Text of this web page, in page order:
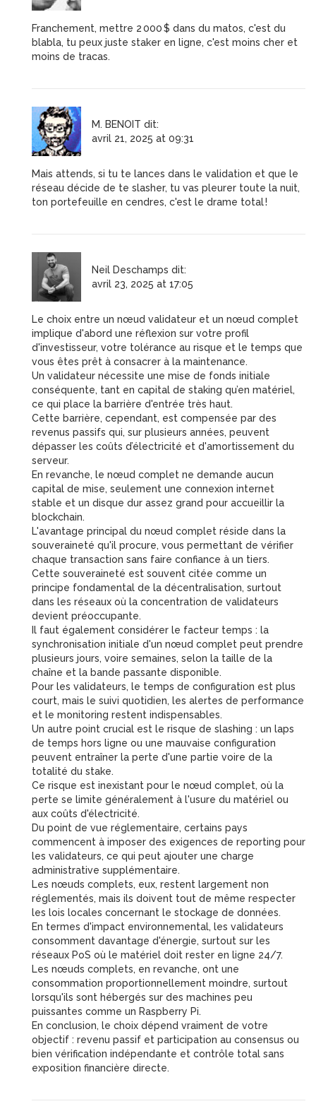
Franchement, mettre 2 000 $ dans du matos, c'est du
blabla, tu peux juste staker en ligne, c'est moins cher et
moins de tracas.
M. BENOIT dit:
avril 21, 2025 at 09:31
Mais attends, si tu te lances dans le validation et que le
réseau décide de te slasher, tu vas pleurer toute la nuit,
ton portefeuille en cendres, c'est le drame total !
Neil Deschamps dit:
avril 23, 2025 at 17:05
Le choix entre un nœud validateur et un nœud complet
implique d'abord une réflexion sur votre profil
d'investisseur, votre tolérance au risque et le temps que
vous êtes prêt à consacrer à la maintenance.
Un validateur nécessite une mise de fonds initiale
conséquente, tant en capital de staking qu’en matériel,
ce qui place la barrière d'entrée très haut.
Cette barrière, cependant, est compensée par des
revenus passifs qui, sur plusieurs années, peuvent
dépasser les coûts d’électricité et d'amortissement du
serveur.
En revanche, le nœud complet ne demande aucun
capital de mise, seulement une connexion internet
stable et un disque dur assez grand pour accueillir la
blockchain.
L'avantage principal du nœud complet réside dans la
souveraineté qu'il procure, vous permettant de vérifier
chaque transaction sans faire confiance à un tiers.
Cette souveraineté est souvent citée comme un
principe fondamental de la décentralisation, surtout
dans les réseaux où la concentration de validateurs
devient préoccupante.
Il faut également considérer le facteur temps : la
synchronisation initiale d'un nœud complet peut prendre
plusieurs jours, voire semaines, selon la taille de la
chaîne et la bande passante disponible.
Pour les validateurs, le temps de configuration est plus
court, mais le suivi quotidien, les alertes de performance
et le monitoring restent indispensables.
Un autre point crucial est le risque de slashing : un laps
de temps hors ligne ou une mauvaise configuration
peuvent entraîner la perte d'une partie voire de la
totalité du stake.
Ce risque est inexistant pour le nœud complet, où la
perte se limite généralement à l'usure du matériel ou
aux coûts d'électricité.
Du point de vue réglementaire, certains pays
commencent à imposer des exigences de reporting pour
les validateurs, ce qui peut ajouter une charge
administrative supplémentaire.
Les nœuds complets, eux, restent largement non
réglementés, mais ils doivent tout de même respecter
les lois locales concernant le stockage de données.
En termes d'impact environnemental, les validateurs
consomment davantage d'énergie, surtout sur les
réseaux PoS où le matériel doit rester en ligne 24/7.
Les nœuds complets, en revanche, ont une
consommation proportionnellement moindre, surtout
lorsqu'ils sont hébergés sur des machines peu
puissantes comme un Raspberry Pi.
En conclusion, le choix dépend vraiment de votre
objectif : revenu passif et participation au consensus ou
bien vérification indépendante et contrôle total sans
exposition financière directe.